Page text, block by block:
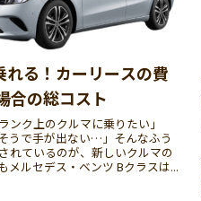
る！カーリースの費
合の総コスト
ンク上のクルマに乗りたい」
うで手が出ない…」そんなふう
れているのが、新しいクルマの
メルセデス・ベンツ Bクラスは...